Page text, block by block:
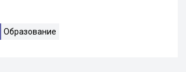
Образование